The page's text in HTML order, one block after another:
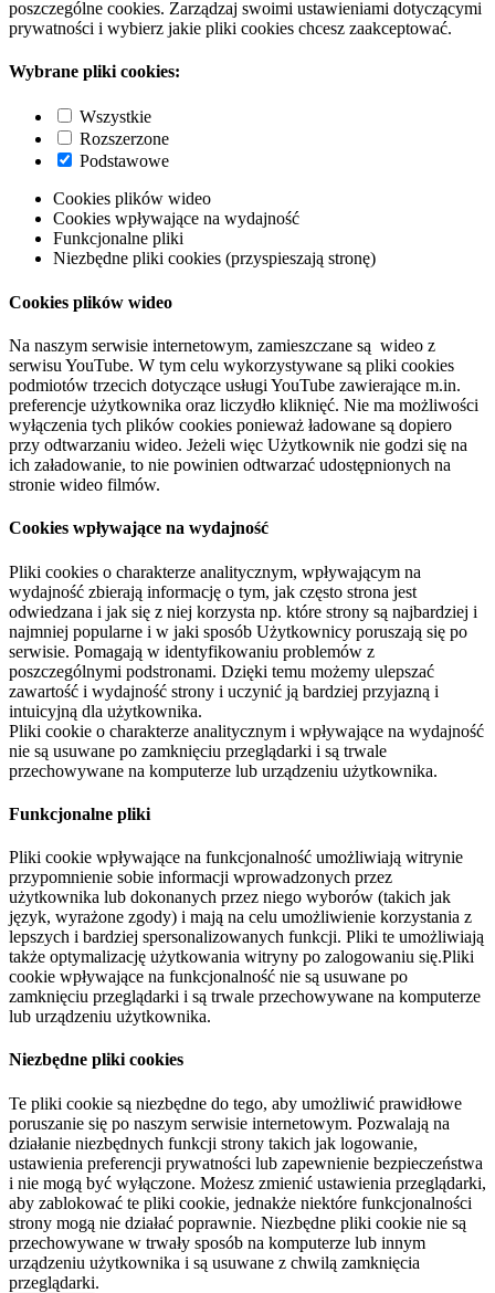
poszczególne cookies. Zarządzaj swoimi ustawieniami dotyczącymi
prywatności i wybierz jakie pliki cookies chcesz zaakceptować.
Wybrane pliki cookies:
Wszystkie
Rozszerzone
Podstawowe
Cookies plików wideo
Cookies wpływające na wydajność
Funkcjonalne pliki
Niezbędne pliki cookies (przyspieszają stronę)
Cookies plików wideo
Na naszym serwisie internetowym, zamieszczane są wideo z
serwisu YouTube. W tym celu wykorzystywane są pliki cookies
podmiotów trzecich dotyczące usługi YouTube zawierające m.in.
preferencje użytkownika oraz liczydło kliknięć. Nie ma możliwości
wyłączenia tych plików cookies ponieważ ładowane są dopiero
przy odtwarzaniu wideo. Jeżeli więc Użytkownik nie godzi się na
ich załadowanie, to nie powinien odtwarzać udostępnionych na
stronie wideo filmów.
Cookies wpływające na wydajność
Pliki cookies o charakterze analitycznym, wpływającym na
wydajność zbierają informację o tym, jak często strona jest
odwiedzana i jak się z niej korzysta np. które strony są najbardziej i
najmniej popularne i w jaki sposób Użytkownicy poruszają się po
serwisie. Pomagają w identyfikowaniu problemów z
poszczególnymi podstronami. Dzięki temu możemy ulepszać
zawartość i wydajność strony i uczynić ją bardziej przyjazną i
intuicyjną dla użytkownika.
Pliki cookie o charakterze analitycznym i wpływające na wydajność
nie są usuwane po zamknięciu przeglądarki i są trwale
przechowywane na komputerze lub urządzeniu użytkownika.
Funkcjonalne pliki
Pliki cookie wpływające na funkcjonalność umożliwiają witrynie
przypomnienie sobie informacji wprowadzonych przez
użytkownika lub dokonanych przez niego wyborów (takich jak
język, wyrażone zgody) i mają na celu umożliwienie korzystania z
lepszych i bardziej spersonalizowanych funkcji. Pliki te umożliwiają
także optymalizację użytkowania witryny po zalogowaniu się.Pliki
cookie wpływające na funkcjonalność nie są usuwane po
zamknięciu przeglądarki i są trwale przechowywane na komputerze
lub urządzeniu użytkownika.
Niezbędne pliki cookies
Te pliki cookie są niezbędne do tego, aby umożliwić prawidłowe
poruszanie się po naszym serwisie internetowym. Pozwalają na
działanie niezbędnych funkcji strony takich jak logowanie,
ustawienia preferencji prywatności lub zapewnienie bezpieczeństwa
i nie mogą być wyłączone. Możesz zmienić ustawienia przeglądarki,
aby zablokować te pliki cookie, jednakże niektóre funkcjonalności
strony mogą nie działać poprawnie. Niezbędne pliki cookie nie są
przechowywane w trwały sposób na komputerze lub innym
urządzeniu użytkownika i są usuwane z chwilą zamknięcia
przeglądarki.